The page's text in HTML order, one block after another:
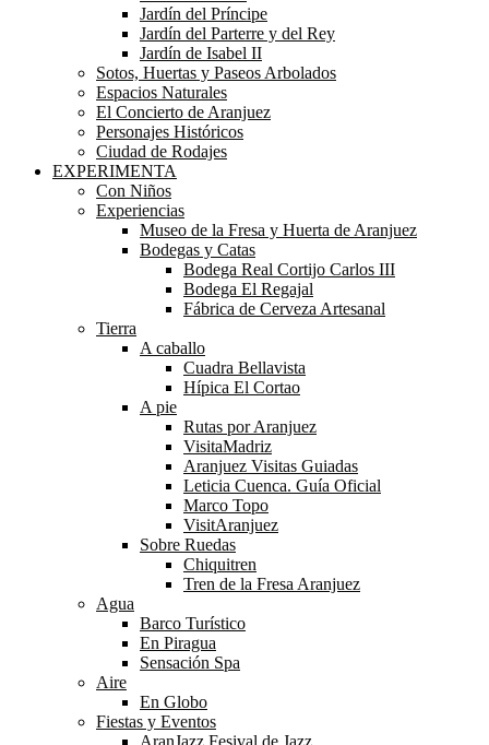
Jardín del Príncipe
Jardín del Parterre y del Rey
Jardín de Isabel II
Sotos, Huertas y Paseos Arbolados
Espacios Naturales
El Concierto de Aranjuez
Personajes Históricos
Ciudad de Rodajes
EXPERIMENTA
Con Niños
Experiencias
Museo de la Fresa y Huerta de Aranjuez
Bodegas y Catas
Bodega Real Cortijo Carlos III
Bodega El Regajal
Fábrica de Cerveza Artesanal
Tierra
A caballo
Cuadra Bellavista
Hípica El Cortao
A pie
Rutas por Aranjuez
VisitaMadriz
Aranjuez Visitas Guiadas
Leticia Cuenca. Guía Oficial
Marco Topo
VisitAranjuez
Sobre Ruedas
Chiquitren
Tren de la Fresa Aranjuez
Agua
Barco Turístico
En Piragua
Sensación Spa
Aire
En Globo
Fiestas y Eventos
AranJazz Fesival de Jazz